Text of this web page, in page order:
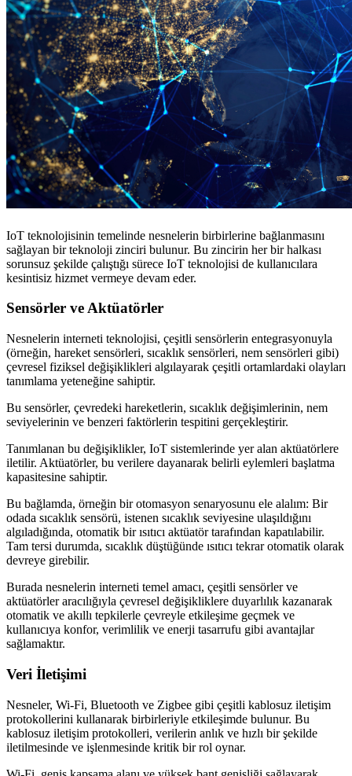
IoT teknolojisinin temelinde nesnelerin birbirlerine bağlanmasını
sağlayan bir teknoloji zinciri bulunur. Bu zincirin her bir halkası
sorunsuz şekilde çalıştığı sürece IoT teknolojisi de kullanıcılara
kesintisiz hizmet vermeye devam eder.
Sensörler ve Aktüatörler
Nesnelerin interneti teknolojisi, çeşitli sensörlerin entegrasyonuyla
(örneğin, hareket sensörleri, sıcaklık sensörleri, nem sensörleri gibi)
çevresel fiziksel değişiklikleri algılayarak çeşitli ortamlardaki olayları
tanımlama yeteneğine sahiptir.
Bu sensörler, çevredeki hareketlerin, sıcaklık değişimlerinin, nem
seviyelerinin ve benzeri faktörlerin tespitini gerçekleştirir.
Tanımlanan bu değişiklikler, IoT sistemlerinde yer alan aktüatörlere
iletilir. Aktüatörler, bu verilere dayanarak belirli eylemleri başlatma
kapasitesine sahiptir.
Bu bağlamda, örneğin bir otomasyon senaryosunu ele alalım: Bir
odada sıcaklık sensörü, istenen sıcaklık seviyesine ulaşıldığını
algıladığında, otomatik bir ısıtıcı aktüatör tarafından kapatılabilir.
Tam tersi durumda, sıcaklık düştüğünde ısıtıcı tekrar otomatik olarak
devreye girebilir.
Burada nesnelerin interneti temel amacı, çeşitli sensörler ve
aktüatörler aracılığıyla çevresel değişikliklere duyarlılık kazanarak
otomatik ve akıllı tepkilerle çevreyle etkileşime geçmek ve
kullanıcıya konfor, verimlilik ve enerji tasarrufu gibi avantajlar
sağlamaktır.
Veri İletişimi
Nesneler, Wi-Fi, Bluetooth ve Zigbee gibi çeşitli kablosuz iletişim
protokollerini kullanarak birbirleriyle etkileşimde bulunur. Bu
kablosuz iletişim protokolleri, verilerin anlık ve hızlı bir şekilde
iletilmesinde ve işlenmesinde kritik bir rol oynar.